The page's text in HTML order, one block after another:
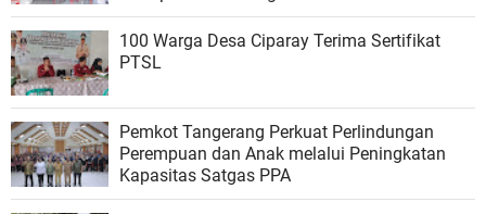
100 Warga Desa Ciparay Terima Sertifikat
PTSL
Pemkot Tangerang Perkuat Perlindungan
Perempuan dan Anak melalui Peningkatan
Kapasitas Satgas PPA